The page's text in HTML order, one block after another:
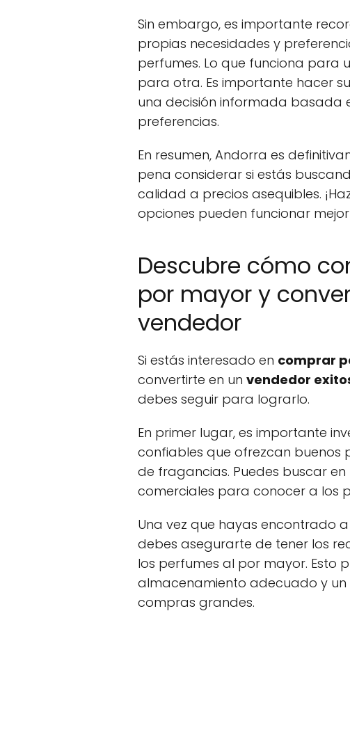
Sin embargo, es importante
propias necesidades y
perfumes. Lo que funciona para
para otra. Es importante hacer
una decisión informada basada
preferencias.
En resumen, Andorra es
pena considerar si estás
calidad a precios asequibles.
opciones pueden funcionar
Descubre cómo
por mayor y
vendedor
Si estás interesado en comprar
convertirte en un vendedor
debes seguir para lograrlo.
En primer lugar, es importante
confiables que ofrezcan buenos
de fragancias. Puedes buscar
comerciales para conocer a los
Una vez que hayas encontrado
debes asegurarte de tener los
los perfumes al por mayor. Esto
almacenamiento adecuado y
compras grandes.